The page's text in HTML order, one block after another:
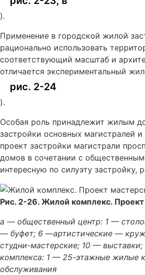
).
Применение в городской жилой
рационально использовать
соответствующий масштаб и
отличается экспериментальный
рис. 2-24
).
Особая роль принадлежит жилым
застройки основных магистралей
проект застройки магистрали
домов в сочетании с
интересную по силуэту
Рис. 2-26. Жилой комплекс.
а — общественный центр: 1 —
— буфет; 6 —артистические —
студни-мастерские; 10 —
комплекса: 1 — 25-этажные жилые
обслуживания